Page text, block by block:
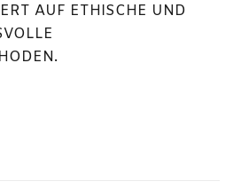
AUF ETHISCHE UND V
P